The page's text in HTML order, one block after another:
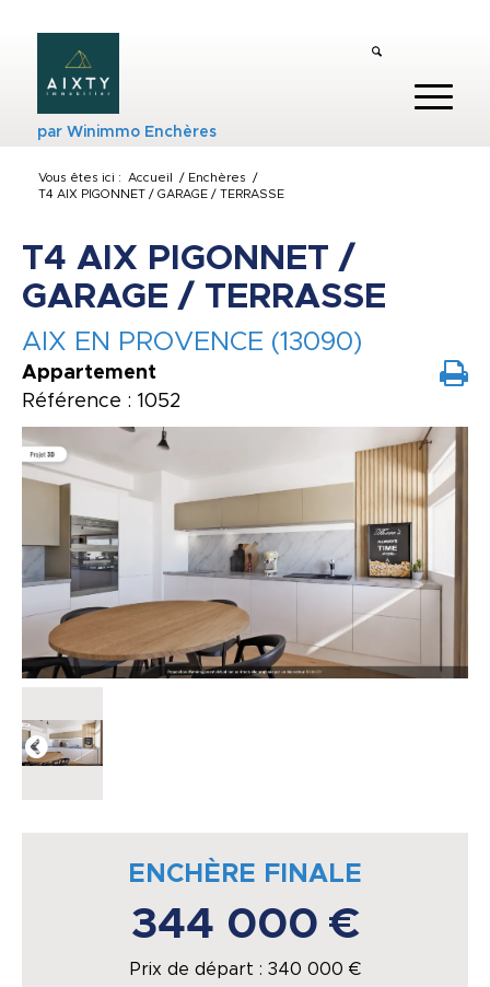
parWinimmo Enchères
Vous êtes ici : Accueil / Enchères
/
T4 AIX PIGONNET / GARAGE / TERRASSE
T4 AIX PIGONNET /
GARAGE / TERRASSE
AIX EN PROVENCE (13090)
Appartement
Référence : 1052
ENCHÈRE FINALE
344 000 €
Prix de départ : 340 000 €